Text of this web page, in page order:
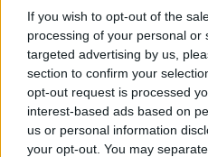
If you wish to opt-out of the
processing of your personal or
targeted advertising by us,
section to confirm your
opt-out request is processed
interest-based ads based on
us or personal information
your opt-out. You may
- a "csupán"
(öthúros bendzsós)
albuma kapott Latin
amerikai - szülei
rajongásukban
felfedezettje a Jesse